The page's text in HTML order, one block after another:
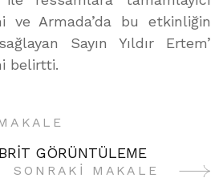
ve Armada’da bu etkinliğin
Sayın Yıldır Ertem’
belirtti.
GÖRÜNTÜLEME
SONRAKI MAKALE